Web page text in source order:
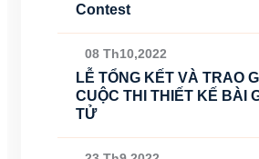
Contest
08 Th10,2022
LỄ TỔNG KẾT VÀ TRAO
CUỘC THI THIẾT KẾ BÀI
TỬ